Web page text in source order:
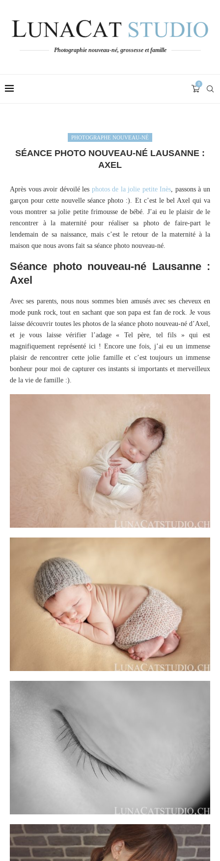
Photographie nouveau-né, grossesse et famille
0
PHOTOGRAPHE NOUVEAU-NÉ
SÉANCE PHOTO NOUVEAU-NÉ LAUSANNE :
AXEL
Après vous avoir dévoilé les photos de la jolie petite Inès, passons à un
garçon pour cette nouvelle séance photo :). Et c’est le bel Axel qui va
vous montrer sa jolie petite frimousse de bébé. J’ai eu le plaisir de le
rencontrer à la maternité pour réaliser sa photo de faire-part le
lendemain de sa naissance, mais c’est le retour de la maternité à la
maison que nous avons fait sa séance photo nouveau-né.
Séance photo nouveau-né Lausanne :
Axel
Avec ses parents, nous nous sommes bien amusés avec ses cheveux en
mode punk rock, tout en sachant que son papa est fan de rock. Je vous
laisse découvrir toutes les photos de la séance photo nouveau-né d’Axel,
et je vous laisse vérifier l’adage « Tel père, tel fils » qui est
magnifiquement représenté ici ! Encore une fois, j’ai eu un immense
plaisir de rencontrer cette jolie famille et c’est toujours un immense
bonheur pour moi de capturer ces instants si importants et merveilleux
de la vie de famille :).